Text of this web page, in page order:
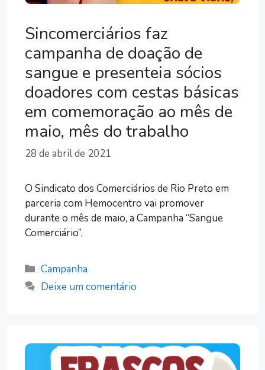
Sincomerciários faz
campanha de doação de
sangue e presenteia sócios
doadores com cestas básicas
em comemoração ao mês de
maio, mês do trabalho
28 de abril de 2021
O Sindicato dos Comerciários de Rio Preto em
parceria com Hemocentro vai promover
durante o mês de maio, a Campanha “Sangue
Comerciário”,
Categorias
Campanha
Deixe um comentário